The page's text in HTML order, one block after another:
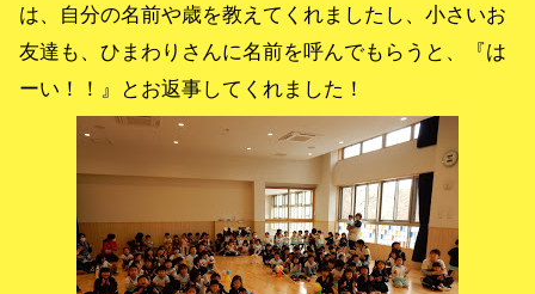
は、自分の名前や歳を教えてくれましたし、小さいお
友達も、ひまわりさんに名前を呼んでもらうと、『は
ーい！！』とお返事してくれました！